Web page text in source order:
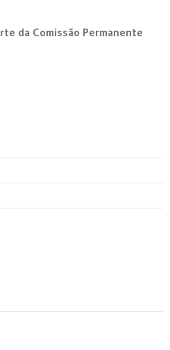
da Comissão Permanente